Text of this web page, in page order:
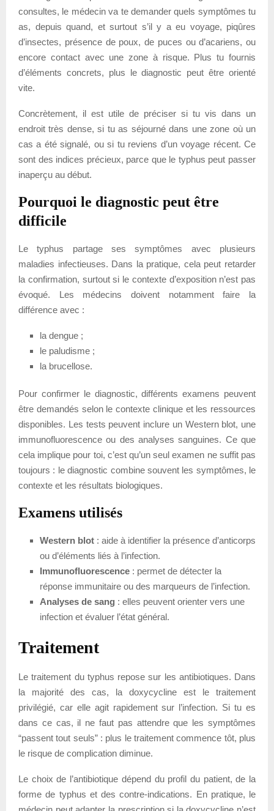
consultes, le médecin va te demander quels symptômes tu
as, depuis quand, et surtout s’il y a eu voyage, piqûres
d’insectes, présence de poux, de puces ou d’acariens, ou
encore contact avec une zone à risque. Plus tu fournis
d’éléments concrets, plus le diagnostic peut être orienté
vite.
Concrètement, il est utile de préciser si tu vis dans un
endroit très dense, si tu as séjourné dans une zone où un
cas a été signalé, ou si tu reviens d’un voyage récent. Ce
sont des indices précieux, parce que le typhus peut passer
inaperçu au début.
Pourquoi le diagnostic peut être
difficile
Le typhus partage ses symptômes avec plusieurs
maladies infectieuses. Dans la pratique, cela peut retarder
la confirmation, surtout si le contexte d’exposition n’est pas
évoqué. Les médecins doivent notamment faire la
différence avec :
la dengue ;
le paludisme ;
la brucellose.
Pour confirmer le diagnostic, différents examens peuvent
être demandés selon le contexte clinique et les ressources
disponibles. Les tests peuvent inclure un Western blot, une
immunofluorescence ou des analyses sanguines. Ce que
cela implique pour toi, c’est qu’un seul examen ne suffit pas
toujours : le diagnostic combine souvent les symptômes, le
contexte et les résultats biologiques.
Examens utilisés
Western blot : aide à identifier la présence d’anticorps
ou d’éléments liés à l’infection.
Immunofluorescence : permet de détecter la
réponse immunitaire ou des marqueurs de l’infection.
Analyses de sang : elles peuvent orienter vers une
infection et évaluer l’état général.
Traitement
Le traitement du typhus repose sur les antibiotiques. Dans
la majorité des cas, la doxycycline est le traitement
privilégié, car elle agit rapidement sur l’infection. Si tu es
dans ce cas, il ne faut pas attendre que les symptômes
“passent tout seuls” : plus le traitement commence tôt, plus
le risque de complication diminue.
Le choix de l’antibiotique dépend du profil du patient, de la
forme de typhus et des contre-indications. En pratique, le